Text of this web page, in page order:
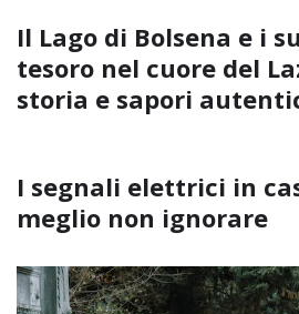
Il Lago di Bolsena e i
tesoro nel cuore del
storia e sapori
I segnali elettrici in
meglio non ignorare